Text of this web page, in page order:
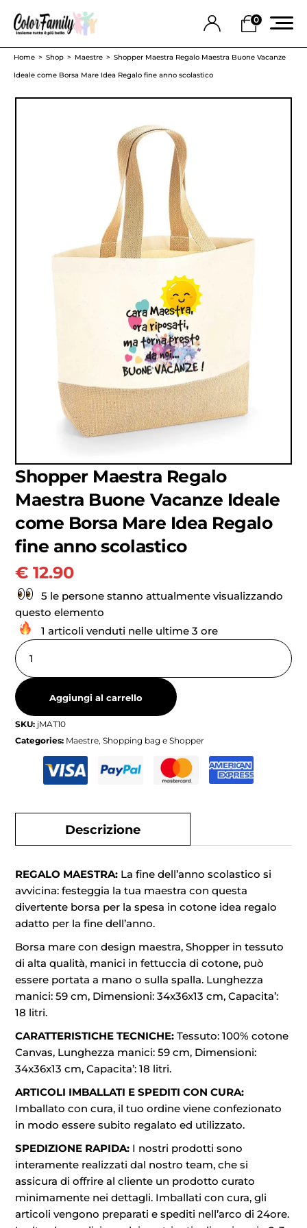
0
Home Shop Maestre
Shopper Maestra Regalo Maestra Buone Vacanze
Ideale come Borsa Mare Idea Regalo fine anno scolastico
Shopper Maestra Regalo
Maestra Buone Vacanze Ideale
come Borsa Mare Idea Regalo
fine anno scolastico
€ 12.90
5 le persone stanno attualmente visualizzando
questo elemento
1 articoli venduti nelle ultime 3 ore
Aggiungi al carrello
SKU: jMAT10
Categories: Maestre,Shopping bag e Shopper
Descrizione
REGALO MAESTRA: La fine dell’anno scolastico si
avvicina: festeggia la tua maestra con questa
divertente borsa per la spesa in cotone idea regalo
adatto per la fine dell’anno.
Borsa mare con design maestra, Shopper in tessuto
di alta qualità, manici in fettuccia di cotone, può
essere portata a mano o sulla spalla. Lunghezza
manici: 59 cm, Dimensioni: 34x36x13 cm, Capacita’:
18 litri.
CARATTERISTICHE TECNICHE: Tessuto: 100% cotone
Canvas, Lunghezza manici: 59 cm, Dimensioni:
34x36x13 cm, Capacita’: 18 litri.
ARTICOLI IMBALLATI E SPEDITI CON CURA:
Imballato con cura, il tuo ordine viene confezionato
in modo essere subito regalato ed utilizzato.
SPEDIZIONE RAPIDA: I nostri prodotti sono
interamente realizzati dal nostro team, che si
assicura di offrire al cliente un prodotto curato
minimamente nei dettagli. Imballati con cura, gli
articoli vengono preparati e spediti nell’arco di 24ore.